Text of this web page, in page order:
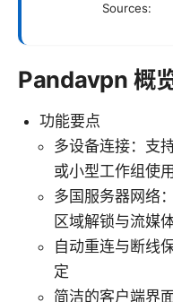
Sources:
Pandavpn 概
功能要点
多设备连接：支
或小型工作组使用
多国服务器网络
区域解锁与流媒
自动重连与断线
定
简洁的客户端界